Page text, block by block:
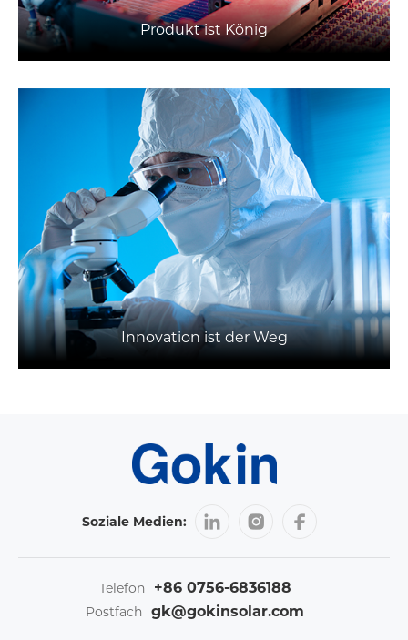
Produkt ist König
Innovation ist der Weg
Soziale Medien:
Telefon +86 0756-6836188
Postfach gk@gokinsolar.com